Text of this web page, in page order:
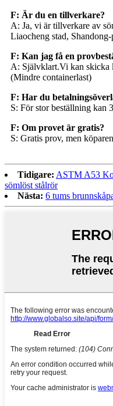
F: Är du en tillverkare?
A: Ja, vi är tillverkare av
Liaocheng stad,
F: Kan jag få en
A: Självklart.Vi kan skicka
(Mindre containerlast)
F: Har du
S: För stor beställning kan
F: Om provet är gratis?
S: Gratis prov, men
Tidigare: ASTM A53
sömlöst stålrör
Nästa: 6 tums